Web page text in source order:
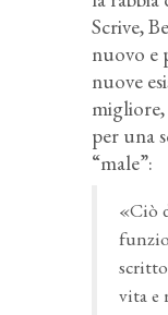
Scrive,
nuovo e
nuove
per una
“male”:
«Ciò
vita e